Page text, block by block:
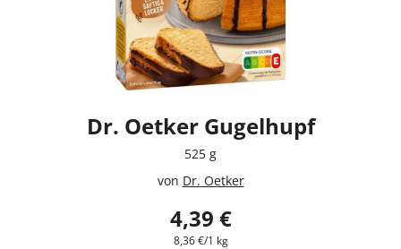
Dr. Oetker Gugelhupf
525 g
von Dr. Oetker
4,39 €
8,36 €/1 kg